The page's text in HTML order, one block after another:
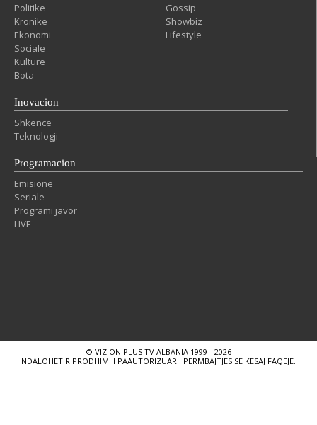
Politike
Kronike
Ekonomi
Sociale
Kulture
Bota
Gossip
Showbiz
Lifestyle
Inovacion
Shkencë
Teknologji
Programacion
Emisione
Seriale
Programi javor
LIVE
© VIZION PLUS TV ALBANIA 1999 - 2026
NDALOHET RIPRODHIMI I PAAUTORIZUAR I PERMBAJTJES SE KESAJ FAQEJE.